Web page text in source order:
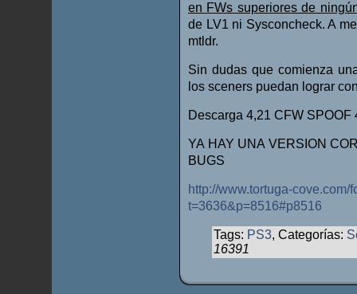
en FWs superiores de
de LV1 ni Sysconcheck. A
mtldr.
Sin dudas que comienza
los sceners puedan lograr
Descarga 4,21 CFW SPOOF
YA HAY UNA VERSION
BUGS
http://www.tortuga-cove.com/
t=3636&p=8516#p8516
Tags: PS3, Categorías:
16391